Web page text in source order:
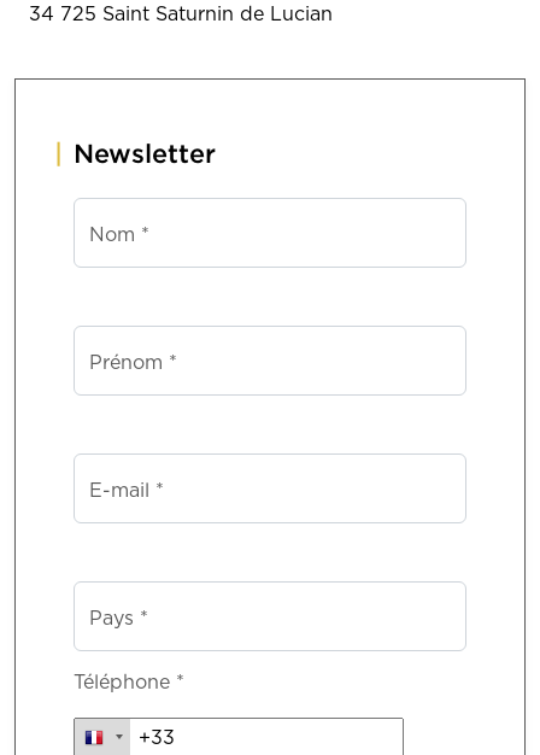
34 725 Saint Saturnin de Lucian
Newsletter
Nom *
Prénom *
E-mail *
Pays *
Téléphone *